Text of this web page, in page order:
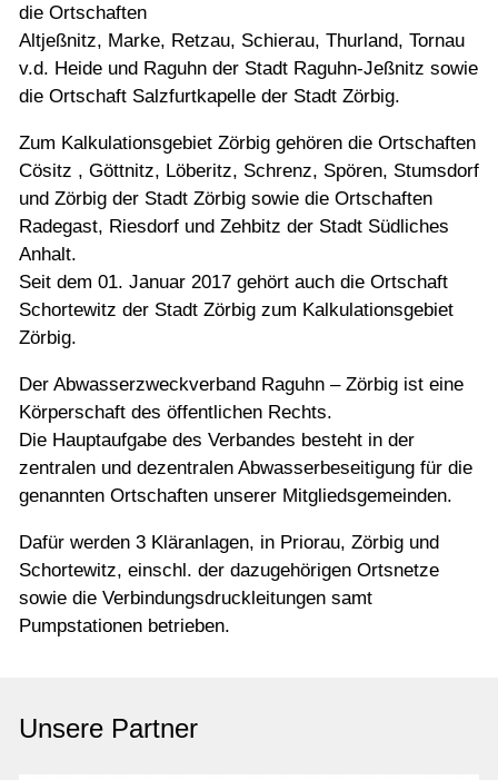
die Ortschaften
Altjeßnitz, Marke, Retzau, Schierau, Thurland, Tornau
v.d. Heide und Raguhn der Stadt Raguhn-Jeßnitz sowie
die Ortschaft Salzfurtkapelle der Stadt Zörbig.
Zum Kalkulationsgebiet Zörbig gehören die Ortschaften
Cösitz , Göttnitz, Löberitz, Schrenz, Spören, Stumsdorf
und Zörbig der Stadt Zörbig sowie die Ortschaften
Radegast, Riesdorf und Zehbitz der Stadt Südliches
Anhalt.
Seit dem 01. Januar 2017 gehört auch die Ortschaft
Schortewitz der Stadt Zörbig zum Kalkulationsgebiet
Zörbig.
Der Abwasserzweckverband Raguhn – Zörbig ist eine
Körperschaft des öffentlichen Rechts.
Die Hauptaufgabe des Verbandes besteht in der
zentralen und dezentralen Abwasserbeseitigung für die
genannten Ortschaften unserer Mitgliedsgemeinden.
Dafür werden 3 Kläranlagen, in Priorau, Zörbig und
Schortewitz, einschl. der dazugehörigen Ortsnetze
sowie die Verbindungsdruckleitungen samt
Pumpstationen betrieben.
Unsere Partner